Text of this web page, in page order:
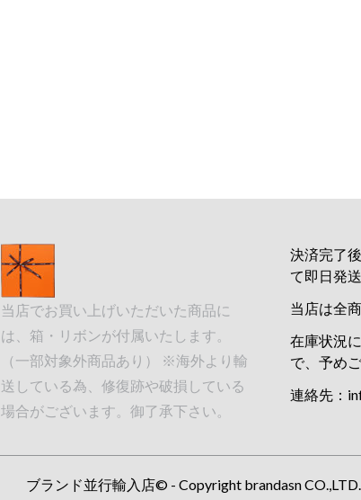
当店でお買い上げいただいた商品に
は、箱・リボンが付属いたします。
（一部対象外商品あり） ※海外より輸
送している為、修復跡や破損している
場合がございます。御了承下さい。
決済完了
て即日発
当店は全
在庫状況
で、予め
連絡先：
ブランド並行輸入店© - Copyright brandasn CO.,LTD.